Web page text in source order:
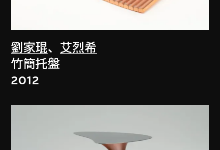
劉家琨、 艾烈希
竹簡托盤
2012